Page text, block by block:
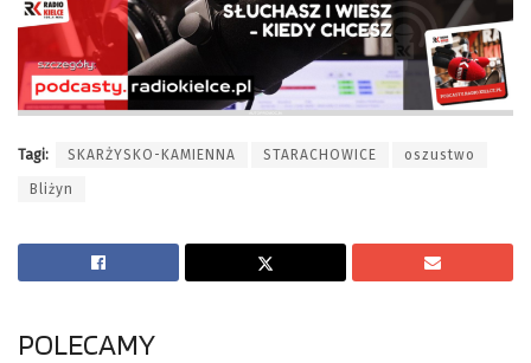
Tagi: SKARŻYSKO-KAMIENNA STARACHOWICE oszustwo
Bliżyn
POLECAMY